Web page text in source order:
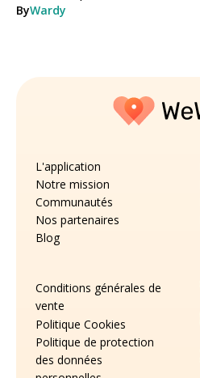
ByWardy
L'application
Notre mission
Communautés
Nos partenaires
Blog
Conditions générales de
vente
Politique Cookies
Politique de protection
des données